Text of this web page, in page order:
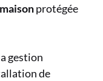
maisonprotégée
gestion
de